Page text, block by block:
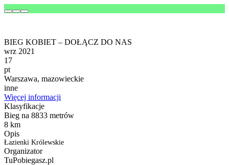
BIEG KOBIET – DOŁĄCZ DO NAS
wrz 2021
17
pt
Warszawa, mazowieckie
inne
Więcej informacji
Klasyfikacje
Bieg na 8833 metrów
8 km
Opis
Łazienki Królewskie
Organizator
TuPobiegasz.pl